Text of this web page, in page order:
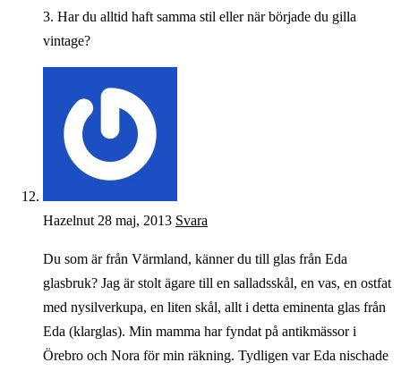
3. Har du alltid haft samma stil eller när började du gilla
vintage?
Hazelnut 28 maj, 2013 Svara
Du som är från Värmland, känner du till glas från Eda
glasbruk? Jag är stolt ägare till en salladsskål, en vas, en ostfat
med nysilverkupa, en liten skål, allt i detta eminenta glas från
Eda (klarglas). Min mamma har fyndat på antikmässor i
Örebro och Nora för min räkning. Tydligen var Eda nischade